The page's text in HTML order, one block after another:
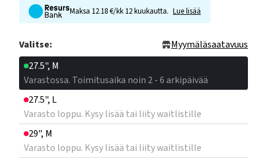
Maksa 12.18 €/kk 12 kuukautta. Lue lisää
Valitse:
Myymäläsaatavuus
27.5", M
Varastossa. Toimitusaika noin 2 - 6 arkipäivää
27.5", L
Varasto loppu. Kysy lisää tai liity waitlistille
29", M
Varasto loppu. Kysy lisää tai liity waitlistille